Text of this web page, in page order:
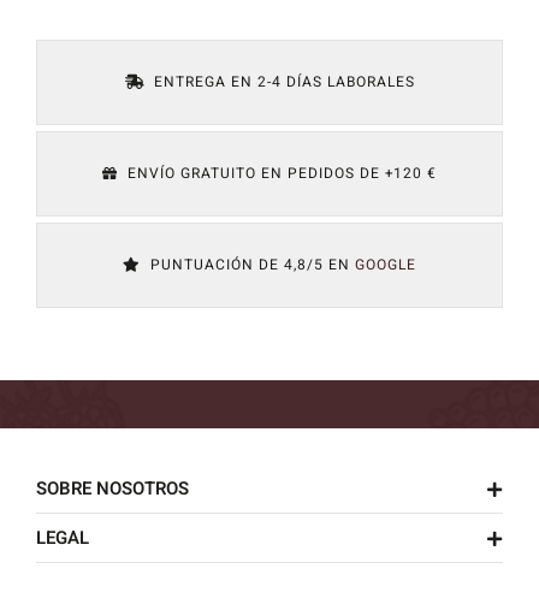
ENTREGA EN 2-4 DÍAS LABORALES
ENVÍO GRATUITO EN PEDIDOS DE +120 €
PUNTUACIÓN DE 4,8/5 EN GOOGLE
SOBRE NOSOTROS
LEGAL